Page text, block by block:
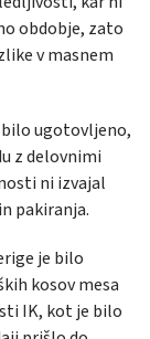
obdobje, zato
v masnem
ugotovljeno,
z delovnimi
ni izvajal
pakiranja.
je bilo
kosov mesa
IK, kot je bilo